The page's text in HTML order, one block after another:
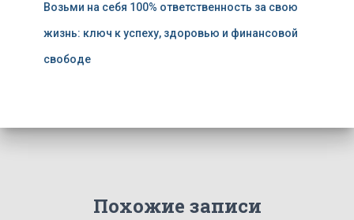
Возьми на себя 100% ответственность за свою
жизнь: ключ к успеху, здоровью и финансовой
свободе
Похожие записи